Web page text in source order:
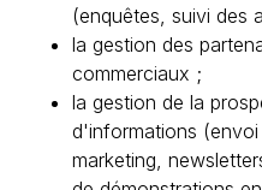
(enquêtes, suivi des
la gestion des
commerciaux ;
la gestion de la
d'informations
marketing,